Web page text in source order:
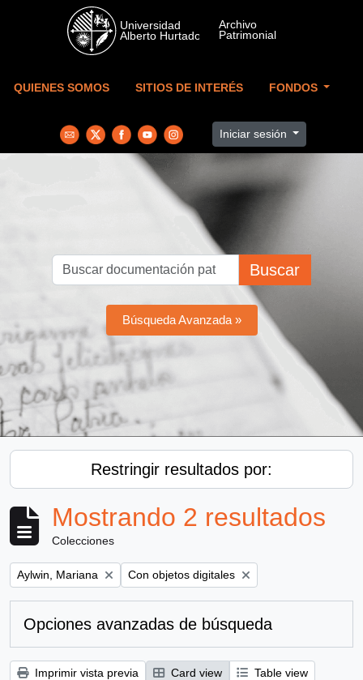
Skip to main content
QUIENES SOMOS SITIOS DE INTERÉS FONDOS
Iniciar sesión
Buscar
Búsqueda Avanzada »
Restringir resultados por:
Mostrando 2 resultados
Colecciones
Remove filter:
Aylwin, Mariana Remove filter:
Con objetos digitales
Opciones avanzadas de búsqueda
Imprimir vista previa Card view
Table view